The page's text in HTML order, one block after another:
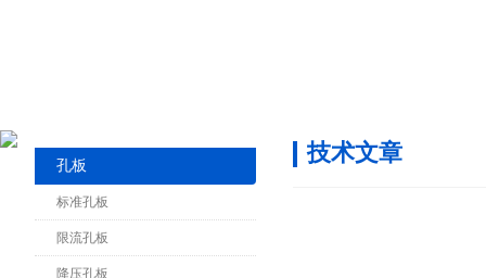
孔板
标准孔板
限流孔板
降压孔板
技术文章